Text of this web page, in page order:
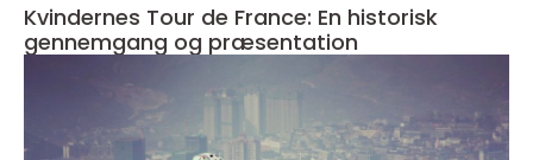
Kvindernes Tour de France: En historisk
gennemgang og præsentation